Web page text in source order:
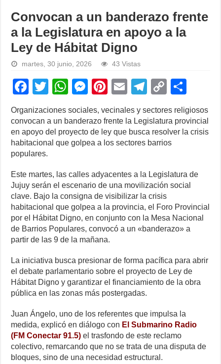
Convocan a un banderazo frente
a la Legislatura en apoyo a la
Ley de Hábitat Digno
martes, 30 junio, 2026 43 Vistas
F
a
c
e
b
o
k
T
tt
er
W
at
s
A
p
M
e
ss
e
n
er
Pi
nt
er
e
st
E
ail
T
e
gr
a
C
p
y
Li
k
h
ar
e
Organizaciones sociales, vecinales y sectores religiosos
convocan a un banderazo frente la Legislatura provincial
en apoyo del proyecto de ley que busca resolver la crisis
habitacional que golpea a los sectores barrios
populares.
Este martes, las calles adyacentes a la Legislatura de
Jujuy serán el escenario de una movilización social
clave. Bajo la consigna de visibilizar la crisis
habitacional que golpea a la provincia, el Foro Provincial
por el Hábitat Digno, en conjunto con la Mesa Nacional
de Barrios Populares, convocó a un «banderazo» a
partir de las 9 de la mañana.
La iniciativa busca presionar de forma pacífica para abrir
el debate parlamentario sobre el proyecto de Ley de
Hábitat Digno y garantizar el financiamiento de la obra
pública en las zonas más postergadas.
Juan Ángelo, uno de los referentes que impulsa la
medida, explicó en diálogo con El Submarino Radio
(FM Conectar 91.5) el trasfondo de este reclamo
colectivo, remarcando que no se trata de una disputa de
bloques, sino de una necesidad estructural.